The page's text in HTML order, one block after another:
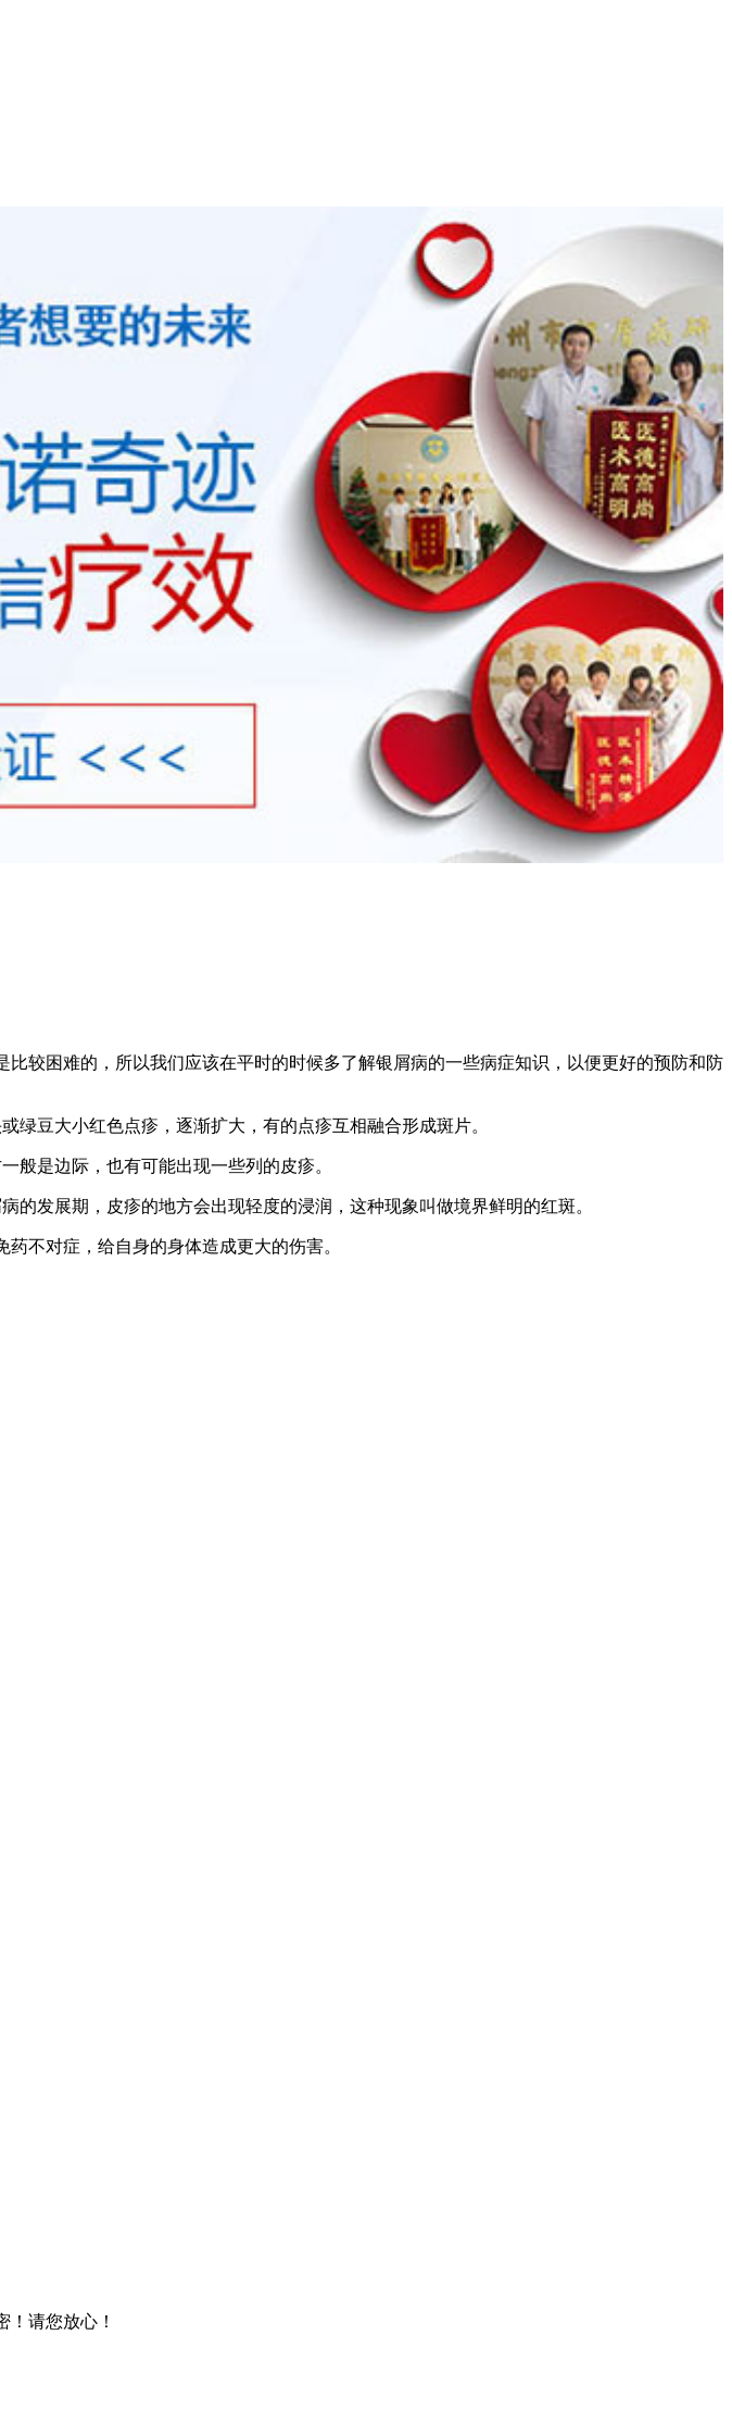
较困难的，所以我们应该在平时的时候多了解银屑病的一些病症知识，以便更好的预防和防
绿豆大小红色点疹，逐渐扩大，有的点疹互相融合形成斑片。
般是边际，也有可能出现一些列的皮疹。
发展期，皮疹的地方会出现轻度的浸润，这种现象叫做境界鲜明的红斑。
不对症，给自身的身体造成更大的伤害。
请您放心！